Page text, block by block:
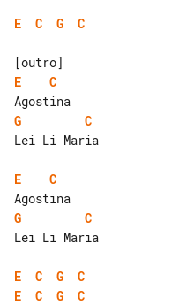
E C G C
E
C
G
C
Lei Li Maria
E
C
G
C
Lei Li Maria
E C G
C
E
C G C